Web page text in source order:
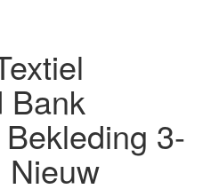
Bank
3-
Nieuw